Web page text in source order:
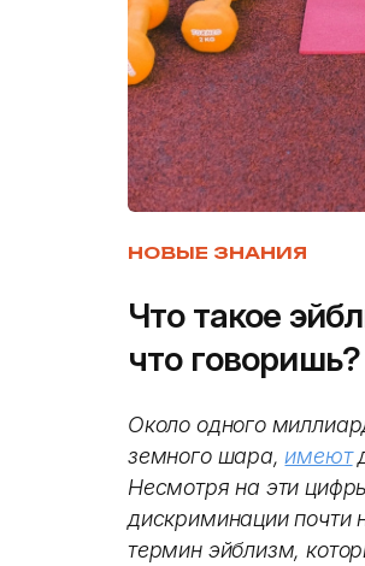
НОВЫЕ ЗНАНИЯ
Что такое
что говоришь?
Около одного
земного шара,имеют
Несмотря на эти
дискриминации почти
термин эйблизм,